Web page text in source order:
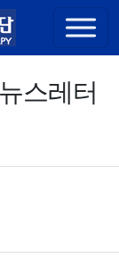
스레터